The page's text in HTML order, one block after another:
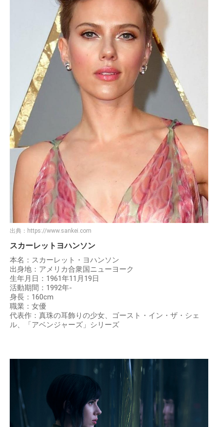
出典： https://www.sankei.com
スカーレットヨハンソン
本名：スカーレット・ヨハンソン
出身地：アメリカ合衆国ニューヨーク
生年月日：1961年11月19日
活動期間：1992年-
身長：160cm
職業：女優
代表作：真珠の耳飾りの少女、ゴースト・イン・ザ・シェ
ル、「アベンジャーズ」シリーズ